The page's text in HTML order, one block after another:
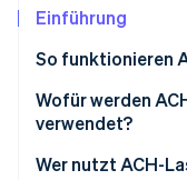
Start-up-
Climate
CO₂-Entnahme
Online-
Einführung
So funktionieren
1. Die Transaktion
übermittelt
2. Die Transaktion
Wofür werden
verwendet?
Wer nutzt ACH-